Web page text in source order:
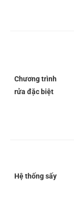
Chương trình
rửa đặc biệt
Hệ thống sấy